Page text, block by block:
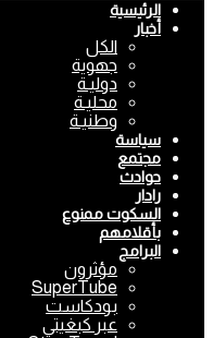
الرئيسية
أخبار
الكل
جهوية
دوليـة
محليـة
وطنيـة
سياسة
مجتمع
حوادث
رادار
السكوت ممنوع
بأقلامهم
البرامج
مؤثرون
SuperTube
بودكاست
عبر كبغيتي